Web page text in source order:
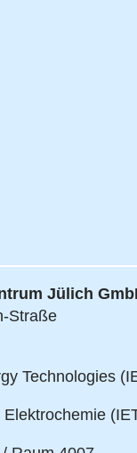
Jülich
Straße
Technologies